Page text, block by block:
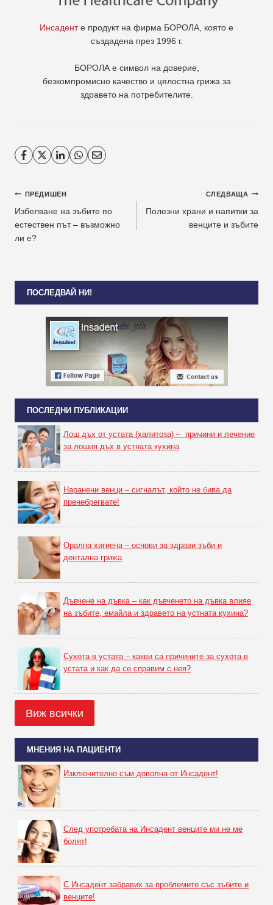
Инсаденте продукт на фирма БОРОЛА , която е
създадена през 1996 г.
БОРОЛА е символ на доверие,
безкомпромисно качество и цялостна грижа за
здравето на потребителите.
Навигация
ПРЕДИШЕН
Избелване на зъбите по
естествен път – възможно
ли е?
СЛЕДВАЩА
Полезни храни и напитки за
венците и зъбите
ПОСЛЕДВАЙ НИ!
ПОСЛЕДНИ ПУБЛИКАЦИИ
Лош дъх от устата (халитоза) – причини и лечение
за лошия дъх в устната кухина
Наранени венци – сигналът, който не бива да
пренебрегвате!
Орална хигиена – основи за здрави зъби и
дентална грижа
Дъвчене на дъвка – как дъвченето на дъвка влияе
на зъбите, емайла и здравето на устната кухина?
Сухота в устата – какви са причините за сухота в
устата и как да се справим с нея?
Виж всички
МНЕНИЯ НА ПАЦИЕНТИ
Изключително съм доволна от Инсадент!
След употребата на Инсадент венците ми не ме
болят!
С Инсадент забравих за проблемите със зъбите и
венците!